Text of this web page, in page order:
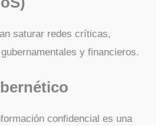
saturar redes críticas,
y financieros.
confidencial es una